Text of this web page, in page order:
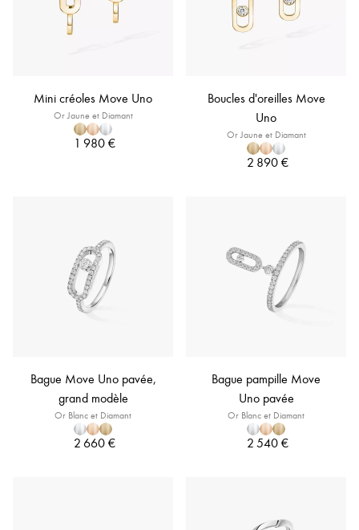
Mini créoles Move Uno
Or Jaune et Diamant
1 980 €
Boucles d'oreilles Move
Uno
Or Jaune et Diamant
2 890 €
Bague Move Uno pavée,
grand modèle
Or Blanc et Diamant
2 660 €
Bague pampille Move
Uno pavée
Or Blanc et Diamant
2 540 €